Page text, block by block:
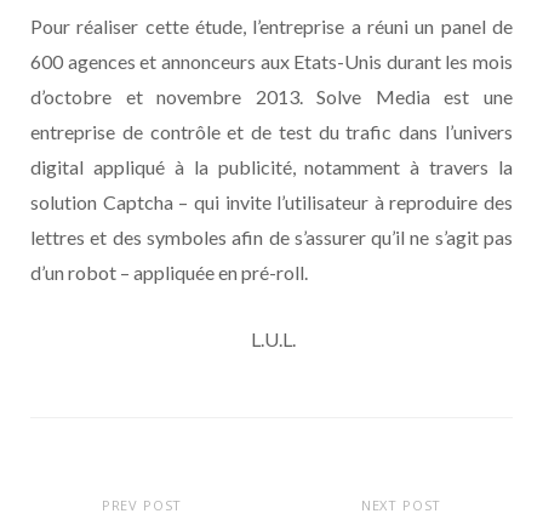
Pour réaliser cette étude, l’entreprise a réuni un panel de
600 agences et annonceurs aux Etats-Unis durant les mois
d’octobre et novembre 2013. Solve Media est une
entreprise de contrôle et de test du trafic dans l’univers
digital appliqué à la publicité, notamment à travers la
solution Captcha – qui invite l’utilisateur à reproduire des
lettres et des symboles afin de s’assurer qu’il ne s’agit pas
d’un robot – appliquée en pré-roll.
L.U.L.
PREV POST NEXT POST